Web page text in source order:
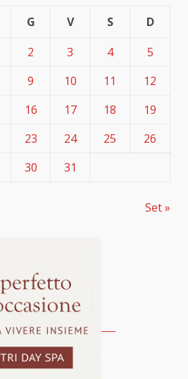
G V S
D
2 3 4
5
9 10 11
12
16 17 18
19
23 24 25
26
30 31
Set »